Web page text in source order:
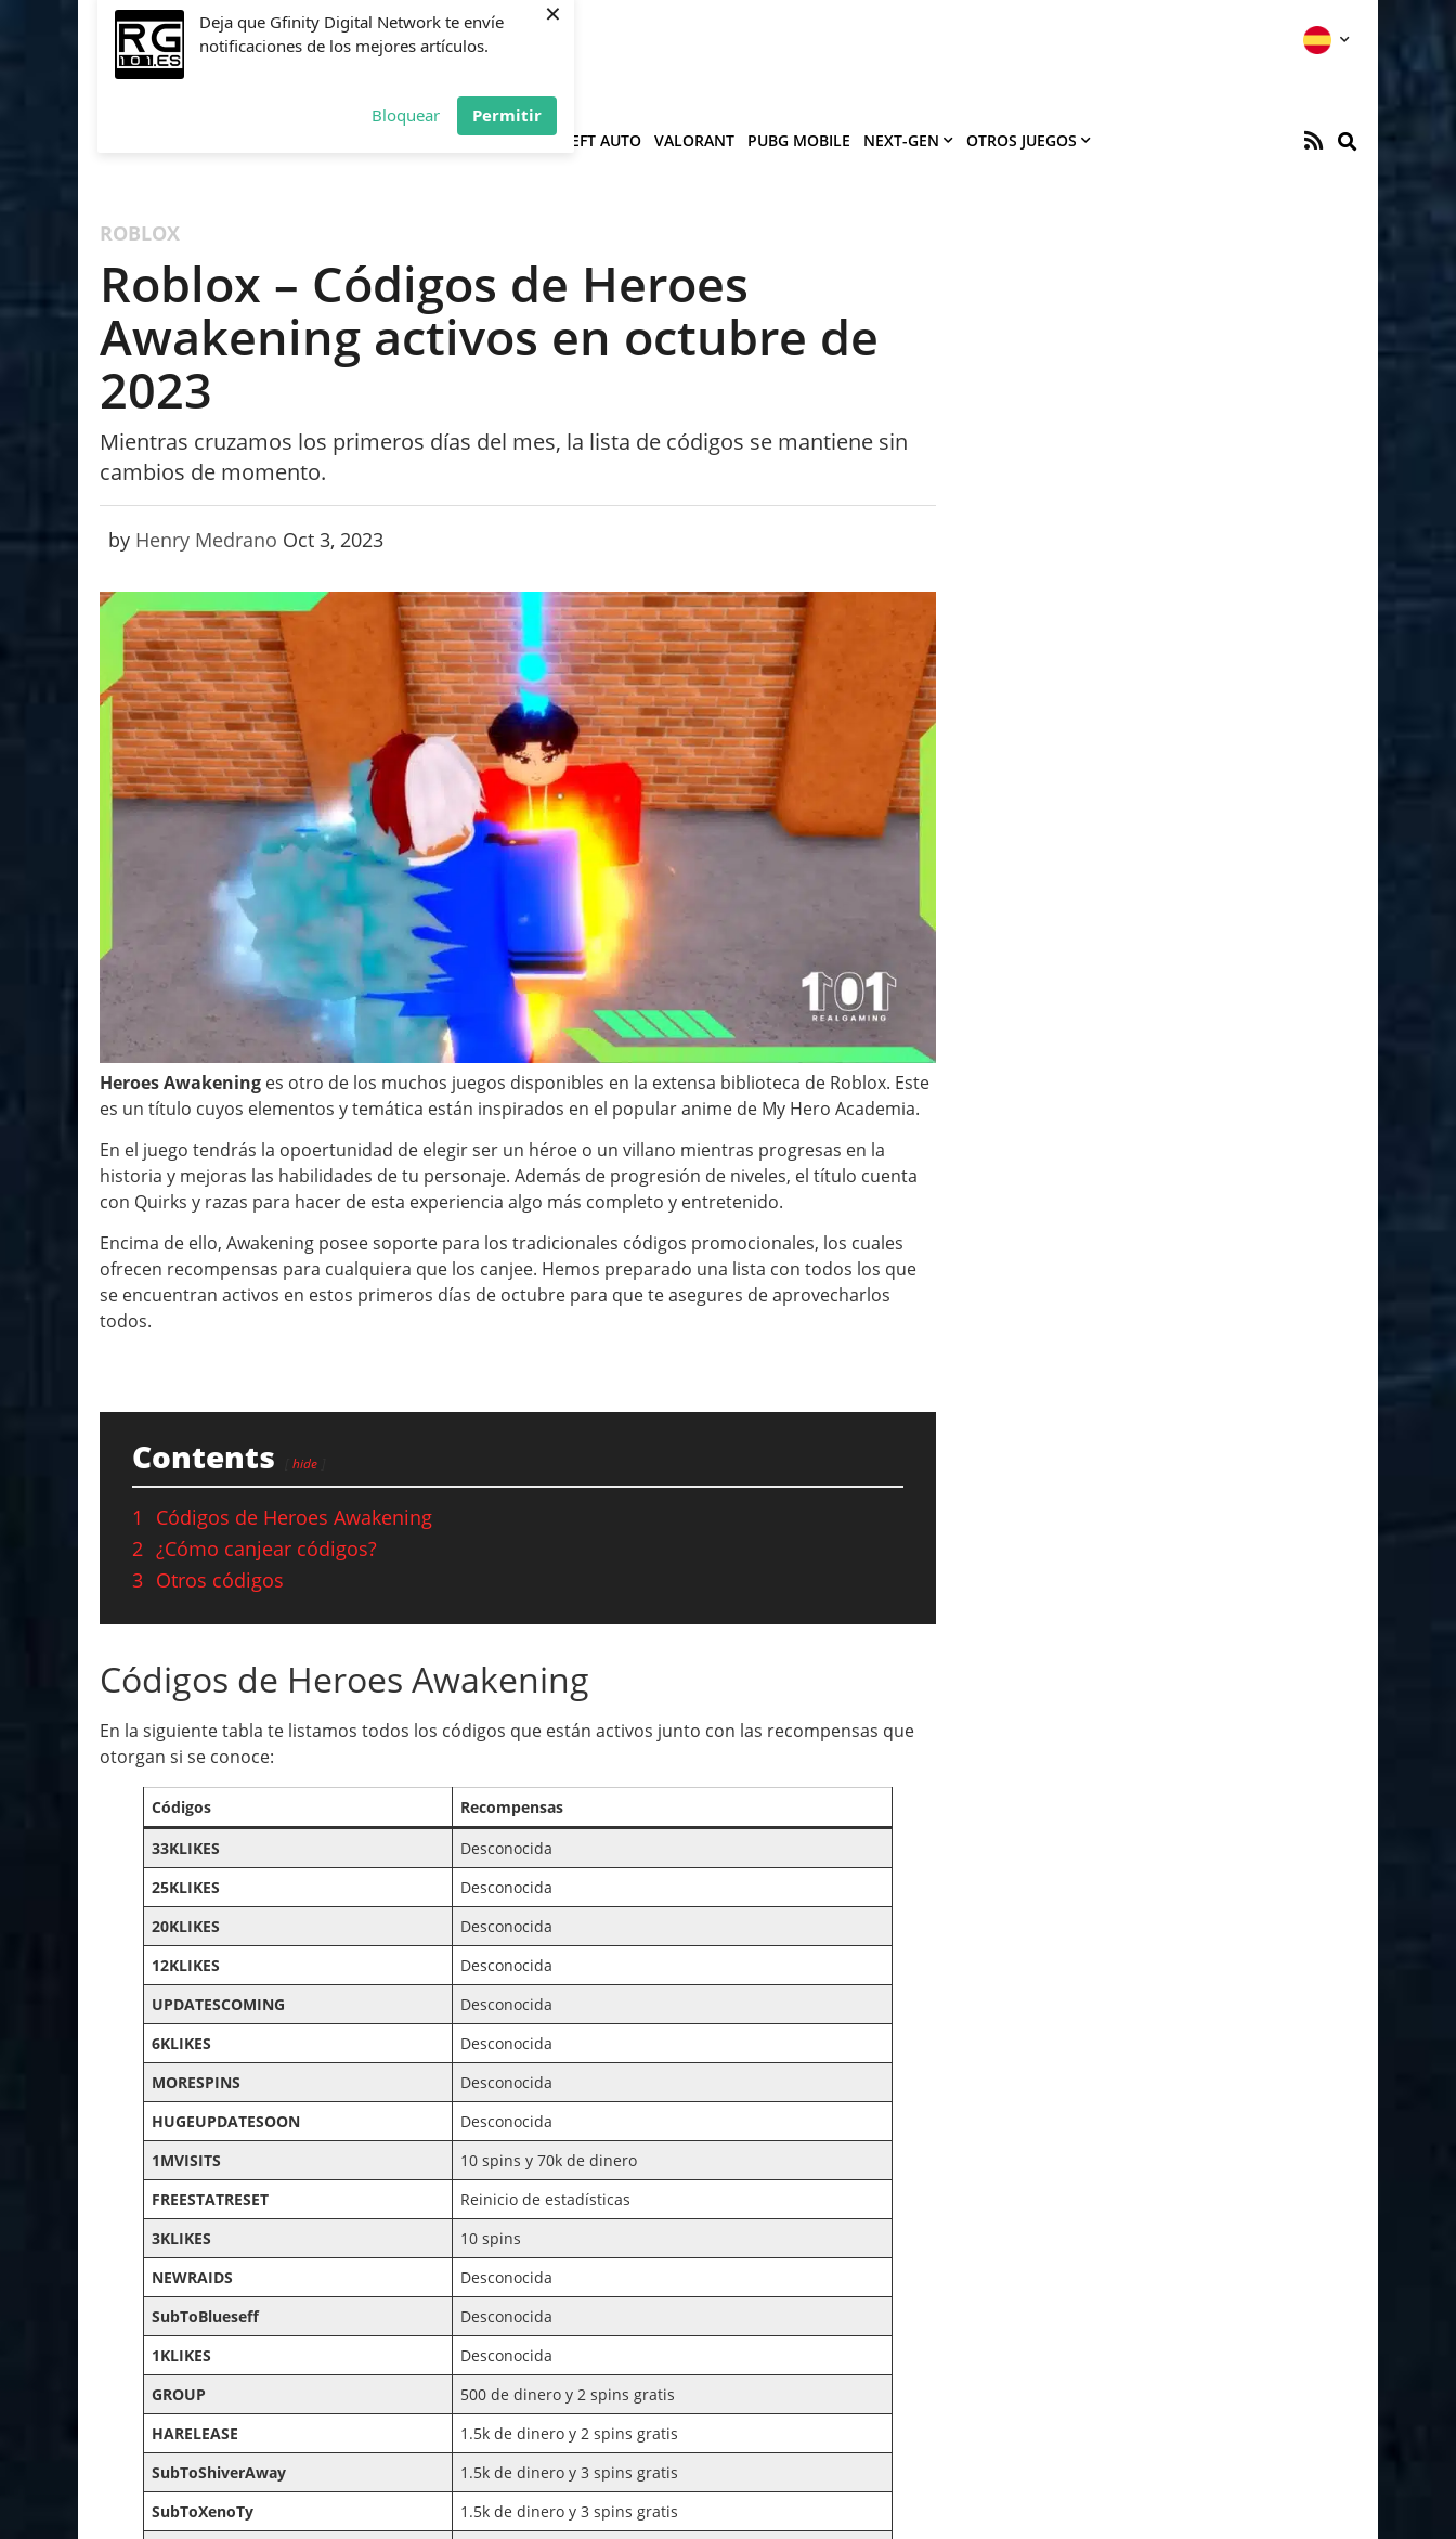
Deja que Gfinity Digital Network te envíe
notificaciones de los mejores artículos.
Bloquear Permitir
×
PES GRAND THEFT AUTO VALORANT PUBG MOBILE NEXT-GEN OTROS JUEGOS
ROBLOX
Roblox – Códigos de Heroes
Awakening activos en octubre de
2023
Mientras cruzamos los primeros días del mes, la lista de códigos se mantiene sin
cambios de momento.
by Henry Medrano Oct 3, 2023
Heroes Awakening es otro de los muchos juegos disponibles en la extensa biblioteca de Roblox. Este
es un título cuyos elementos y temática están inspirados en el popular anime de My Hero Academia.
En el juego tendrás la opoertunidad de elegir ser un héroe o un villano mientras progresas en la
historia y mejoras las habilidades de tu personaje. Además de progresión de niveles, el título cuenta
con Quirks y razas para hacer de esta experiencia algo más completo y entretenido.
Encima de ello, Awakening posee soporte para los tradicionales códigos promocionales, los cuales
ofrecen recompensas para cualquiera que los canjee. Hemos preparado una lista con todos los que
se encuentran activos en estos primeros días de octubre para que te asegures de aprovecharlos
todos.
Contents hide
1
Códigos de Heroes Awakening
2 ¿Cómo canjear códigos?
3 Otros códigos
Códigos de Heroes Awakening
En la siguiente tabla te listamos todos los códigos que están activos junto con las recompensas que
otorgan si se conoce:
Códigos
Recompensas
33KLIKES
Desconocida
25KLIKES
Desconocida
20KLIKES
Desconocida
12KLIKES
Desconocida
UPDATESCOMING
Desconocida
6KLIKES
Desconocida
MORESPINS
Desconocida
HUGEUPDATESOON
Desconocida
1MVISITS
10 spins y 70k de dinero
FREESTATRESET
Reinicio de estadísticas
3KLIKES
10 spins
NEWRAIDS
Desconocida
SubToBlueseff
Desconocida
1KLIKES
Desconocida
GROUP
500 de dinero y 2 spins gratis
HARELEASE
1.5k de dinero y 2 spins gratis
SubToShiverAway
1.5k de dinero y 3 spins gratis
SubToXenoTy
1.5k de dinero y 3 spins gratis